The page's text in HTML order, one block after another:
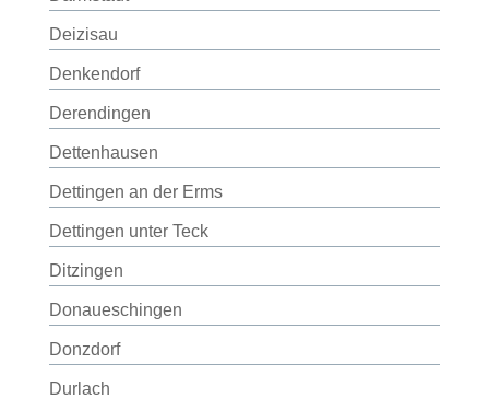
Deizisau
Denkendorf
Derendingen
Dettenhausen
Dettingen an der Erms
Dettingen unter Teck
Ditzingen
Donaueschingen
Donzdorf
Durlach